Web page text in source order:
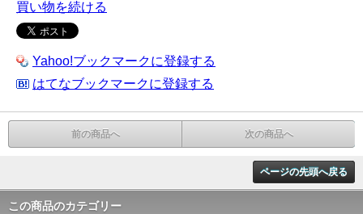
買い物を続ける
Yahoo!ブックマークに登録する
はてなブックマークに登録する
前の商品へ 次の商品へ
ページの先頭へ戻る
この商品のカテゴリー